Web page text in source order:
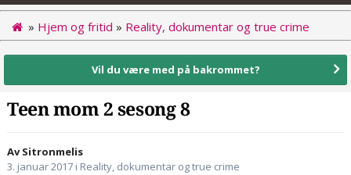
» Hjem og fritid » Reality, dokumentar og true crime
Vil du være med på bakrommet?
Teen mom 2 sesong 8
Av Sitronmelis
3. januar 2017 i Reality, dokumentar og true crime